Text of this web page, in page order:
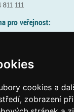
cookies a
zobrazení
811 111
pro veřejnost:
podatelna: